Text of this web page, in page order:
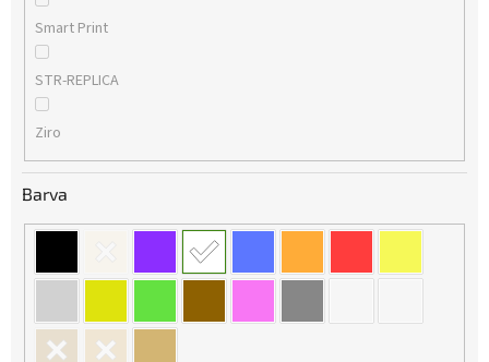
Smart Print
STR-REPLICA
Ziro
Barva